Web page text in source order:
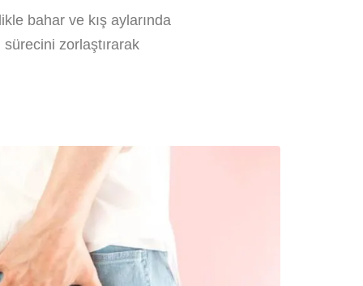
bahar ve kış aylarında
zorlaştırarak